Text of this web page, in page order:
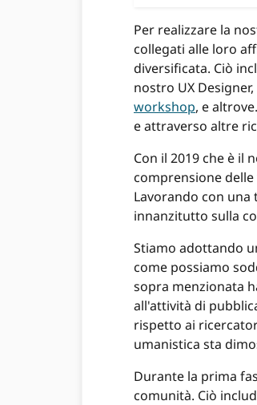
Per realizzare la
collegati alle loro
diversificata. Ciò
nostro UX
workshop, e
e attraverso altre
Con il 2019 che è il
comprensione
Lavorando con
innanzitutto sulla
Stiamo adottando
come possiamo
sopra menzionata
all'attività di
rispetto ai
umanistica sta
Durante la prima
comunità. Ciò